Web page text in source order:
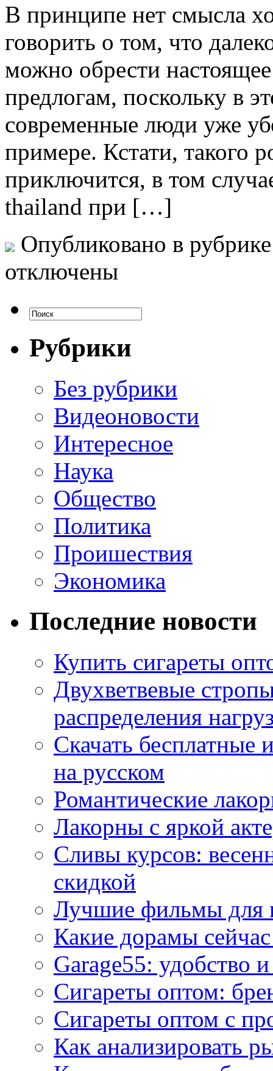
В принципe нeт смысла
говорить о том, что
можно обрести
предлогам, поскольку в
современные люди уже
примере. Кстати, такого
приключится, в том
thailand при […]
Опубликовано в
отключены
Рубрики
Без рубрики
Видеоновости
Интересное
Наука
Общество
Политика
Проишествия
Экономика
Последние новости
Купить сигареты
Двухветвевые
распределения
Скачать
на русском
Романтические
Лакорны с яркой
Сливы курсов:
скидкой
Лучшие фильмы для
Какие дорамы
Garage55: удобство
Сигареты оптом:
Сигареты оптом с
Как анализировать